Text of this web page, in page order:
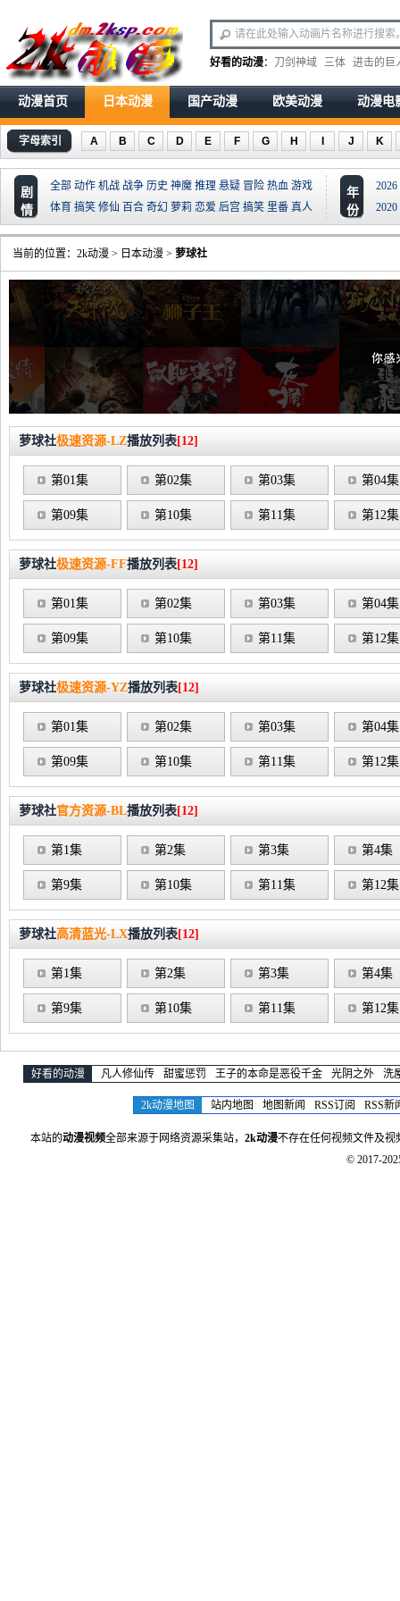
好看的动漫： 刀剑神域 三体 进击的巨
动漫首页 日本动漫 国产动漫 欧美动漫 动漫电
字母索引 A B C D E F G H J K
剧
情
全部 动作 机战 战争 历史 神魔 推理 悬疑 冒险 热血 游戏
体育 搞笑 修仙 百合 奇幻 萝莉 恋爱 后宫 搞笑 里番 真人
年
份
2026
2020
当前的位置： 2k动漫 > 日本动漫 > 萝球社
萝球社极速资源-LZ播放列表[12]
第01集 第02集 第03集 第04集
第09集 第10集 第11集 第12集
萝球社极速资源-FF播放列表[12]
第01集 第02集 第03集 第04集
第09集 第10集 第11集 第12集
萝球社极速资源-YZ播放列表[12]
第01集 第02集 第03集 第04集
第09集 第10集 第11集 第12集
萝球社官方资源-BL播放列表[12]
第1集 第2集 第3集 第4集
第9集 第10集 第11集 第12集
萝球社高清蓝光-LX播放列表[12]
第1集 第2集 第3集 第4集
第9集 第10集 第11集 第12集
好看的动漫 凡人修仙传 甜蜜惩罚 王子的本命是恶役千金 光阴之外 洗
2k动漫地图 站内地图 地图新闻 RSS订阅 RSS新
本站的动漫视频全部来源于网络资源采集站， 2k动漫不存在任何视频文件及视
© 2017-